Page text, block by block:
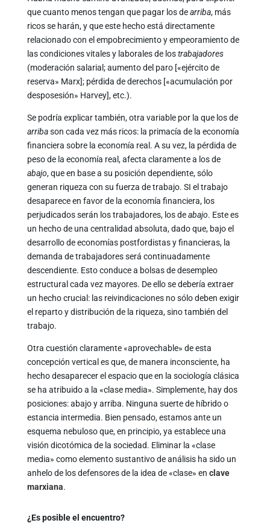
que cuanto menos tengan que pagar los dearriba, más
ricos se harán, y que este hecho está directamente
relacionado con el empobrecimiento y empeoramiento de
las condiciones vitales y laborales de lostrabajadores
(moderación salarial; aumento del paro [«ejército de
reserva» Marx]; pérdida de derechos [«acumulación por
desposesión» Harvey], etc.).
Se podría explicar también, otra variable por la que los de
arribason cada vez más ricos: la primacía de la economía
financiera sobre la economía real. A su vez, la pérdida de
peso de la economía real, afecta claramente a los de
abajo, que en base a su posición dependiente, sólo
generan riqueza con su fuerza de trabajo. SI el trabajo
desaparece en favor de la economía financiera, los
perjudicados serán los trabajadores, los deabajo. Este es
un hecho de una centralidad absoluta, dado que, bajo el
desarrollo de economías postfordistas y financieras, la
demanda de trabajadores será continuadamente
descendiente. Esto conduce a bolsas de desempleo
estructural cada vez mayores. De ello se debería extraer
un hecho crucial: las reivindicaciones no sólo deben exigir
el reparto y distribución de la riqueza, sino también del
trabajo.
Otra cuestión claramente «aprovechable» de esta
concepción vertical es que, de manera inconsciente, ha
hecho desaparecer el espacio que en la sociología clásica
se ha atribuido a la «clase media». Simplemente, hay dos
posiciones: abajo y arriba. Ninguna suerte de híbrido o
estancia intermedia. Bien pensado, estamos ante un
esquema nebuloso que, en principio, ya establece una
visión dicotómica de la sociedad. Eliminar la «clase
media» como elemento sustantivo de análisis ha sido un
anhelo de los defensores de la idea de «clase» en clave
marxiana.
¿Es posible el encuentro?